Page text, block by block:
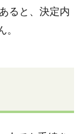
ると、決定内